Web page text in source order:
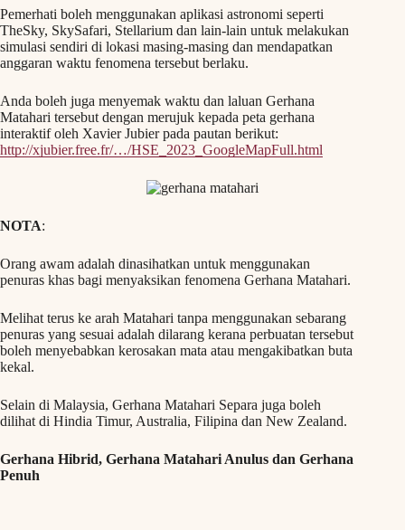
Pemerhati boleh menggunakan aplikasi astronomi seperti
TheSky, SkySafari, Stellarium dan lain-lain untuk melakukan
simulasi sendiri di lokasi masing-masing dan mendapatkan
anggaran waktu fenomena tersebut berlaku.
Anda boleh juga menyemak waktu dan laluan Gerhana
Matahari tersebut dengan merujuk kepada peta gerhana
interaktif oleh Xavier Jubier pada pautan berikut:
http://xjubier.free.fr/…/HSE_2023_GoogleMapFull.html
NOTA:
Orang awam adalah dinasihatkan untuk menggunakan
penuras khas bagi menyaksikan fenomena Gerhana Matahari.
Melihat terus ke arah Matahari tanpa menggunakan sebarang
penuras yang sesuai adalah dilarang kerana perbuatan tersebut
boleh menyebabkan kerosakan mata atau mengakibatkan buta
kekal.
Selain di Malaysia, Gerhana Matahari Separa juga boleh
dilihat di Hindia Timur, Australia, Filipina dan New Zealand.
Gerhana Hibrid, Gerhana Matahari Anulus dan Gerhana
Penuh